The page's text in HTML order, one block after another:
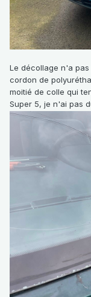
Le décollage n'a
cordon de
moitié de colle qui
Super 5, je n'ai pas